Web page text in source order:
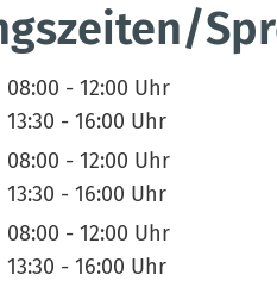
08:00 - 12:00 Uhr
Von 08:00 bis 12:00 Uhr
13:30 - 16:00 Uhr
Von 13:30 bis 16:00 Uhr
08:00 - 12:00 Uhr
Von 08:00 bis 12:00 Uhr
13:30 - 16:00 Uhr
Von 13:30 bis 16:00 Uhr
08:00 - 12:00 Uhr
Von 08:00 bis 12:00 Uhr
13:30 - 16:00 Uhr